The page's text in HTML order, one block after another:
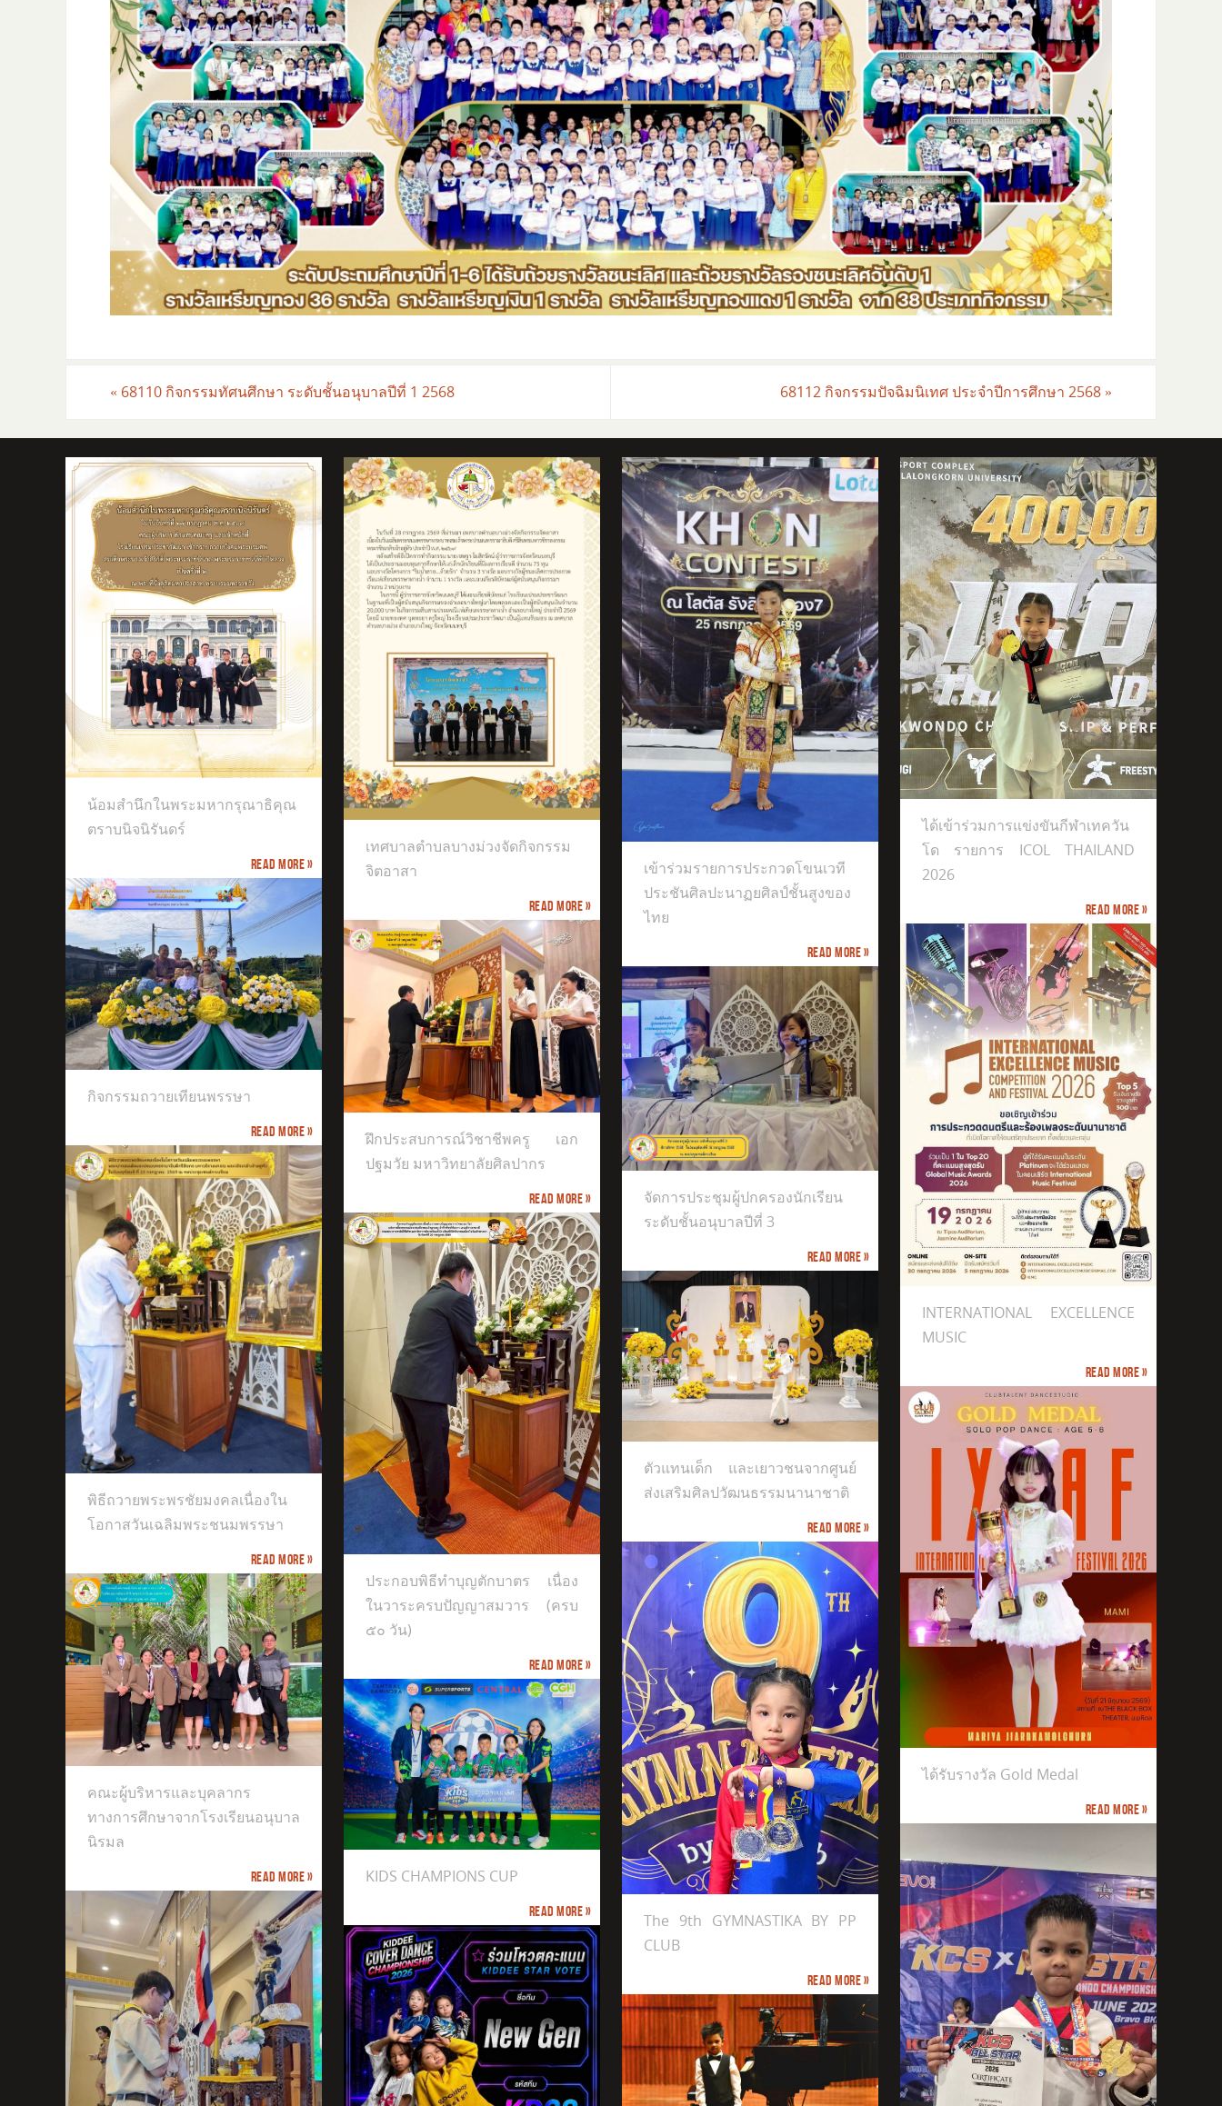
« 68110 กิจกรรมทัศนศึกษา ระดับชั้นอนุบาลปีที่ 1 2568 68112 กิจกรรมปัจฉิมนิเทศ ประจำปีการศึกษา 2568 »
น้อมสำนึกในพระมหากรุณาธิคุณ
ตราบนิจนิรันดร์
Read more »
กิจกรรมถวายเทียนพรรษา
Read more »
พิธีถวายพระพรชัยมงคลเนื่องใน
โอกาสวันเฉลิมพระชนมพรรษา
Read more »
คณะผู้บริหารและบุคลากร
ทางการศึกษาจากโรงเรียนอนุบาล
นิรมล
Read more »
อาสา
เทศบาลตำบลบางม่วงจัดกิจกรรม
จิตอาสา
Read more »
มหาวิทยาลัยศิลปากร
ฝึกประสบการณ์วิชาชีพครู เอก
ปฐมวัย มหาวิทยาลัยศิลปากร
Read more »
ประกอบพิธีทำบุญตักบาตร เนื่องใน
ประกอบพิธีทำบุญตักบาตร เนื่อง
ในวาระครบปัญญาสมวาร (ครบ
๕๐ วัน)
Read more »
KIDS CHAMPIONS CUP
Read more »
เข้าร่วมรายการประกวดโขนเวที
ประชันศิลปะนาฏยศิลป์ชั้นสูงของไทย
เข้าร่วมรายการประกวดโขนเวที
ประชันศิลปะนาฏยศิลป์ชั้นสูงของ
ไทย
Read more »
จัดการประชุมผู้ปกครองนักเรียนระดับ
จัดการประชุมผู้ปกครองนักเรียน
ระดับชั้นอนุบาลปีที่ 3
Read more »
ตัวแทนเด็ก และเยาวชนจากศูนย์ส่ง
เสริมศิลปวัฒนธรรมนานาชาติ
ตัวแทนเด็ก และเยาวชนจากศูนย์
ส่งเสริมศิลปวัฒนธรรมนานาชาติ
Read more »
The 9th GYMNASTIKA BY PP CLUB
The 9th GYMNASTIKA BY PP
CLUB
Read more »
ได้เข้าร่วมการแข่งขันกีฬาเทควันโด
รายการ ICOL THAILAND 2026
ได้เข้าร่วมการแข่งขันกีฬาเทควัน
โด รายการ ICOL THAILAND
2026
Read more »
INTERNATIONAL EXCELLENCE MUSIC
INTERNATIONAL EXCELLENCE
MUSIC
Read more »
ได้รับรางวัล Gold Medal
ได้รับรางวัล Gold Medal
Read more »